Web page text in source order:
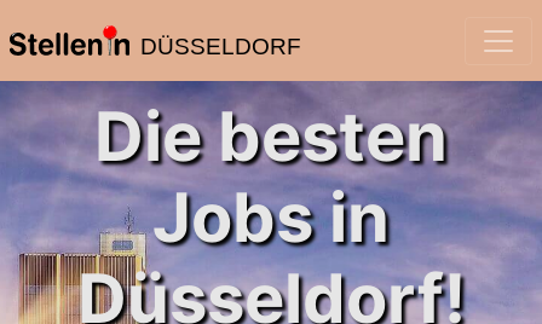
DÜSSELDORF
Die besten
Jobs in
Düsseldorf!